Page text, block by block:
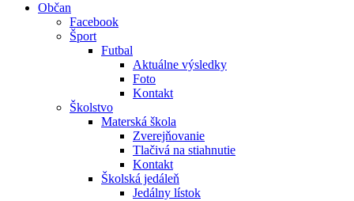
Občan
Facebook
Šport
Futbal
Aktuálne výsledky
Foto
Kontakt
Školstvo
Materská škola
Zverejňovanie
Tlačivá na stiahnutie
Kontakt
Školská jedáleň
Jedálny lístok